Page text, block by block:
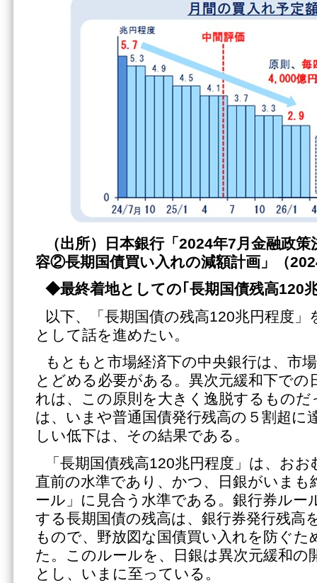
（出所）日本銀行「 2024年7月金融政策
容②長期国債買い入れの減額計画」（
◆最終着地としての｢長期国債残高120
以下、「長期国債の残高120兆円程度」
として話を進めたい。
もともと市場経済下の中央銀行は、市
とどめる必要がある。異次元緩和下での
れは、この原則を大きく逸脱するものだ
は、いまや普通国債発行残高の５割超に
しい低下は、その結果である。
「長期国債残高120兆円程度」は、お
直前の水準であり、かつ、日銀がいまも
ール」に見合う水準である。銀行券ルー
する長期国債の残高は、銀行券発行残高
もので、野放図な国債買い入れを防ぐた
た。このルールを、日銀は異次元緩和の
とし、いまに至っている。